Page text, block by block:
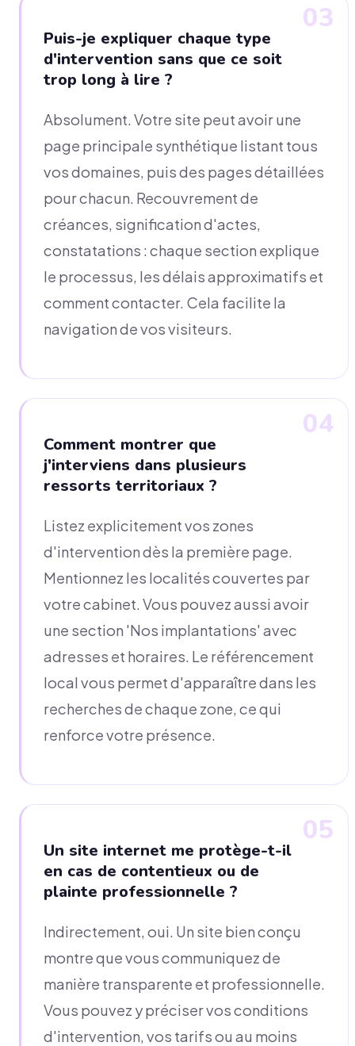
03
Puis-je expliquer chaque type
d'intervention sans que ce soit
trop long à lire ?
Absolument. Votre site peut avoir une
page principale synthétique listant tous
vos domaines, puis des pages détaillées
pour chacun. Recouvrement de
créances, signification d'actes,
constatations : chaque section explique
le processus, les délais approximatifs et
comment contacter. Cela facilite la
navigation de vos visiteurs.
04
Comment montrer que
j'interviens dans plusieurs
ressorts territoriaux ?
Listez explicitement vos zones
d'intervention dès la première page.
Mentionnez les localités couvertes par
votre cabinet. Vous pouvez aussi avoir
une section 'Nos implantations' avec
adresses et horaires. Le référencement
local vous permet d'apparaître dans les
recherches de chaque zone, ce qui
renforce votre présence.
05
Un site internet me protège-t-il
en cas de contentieux ou de
plainte professionnelle ?
Indirectement, oui. Un site bien conçu
montre que vous communiquez de
manière transparente et professionnelle.
Vous pouvez y préciser vos conditions
d'intervention, vos tarifs ou au moins